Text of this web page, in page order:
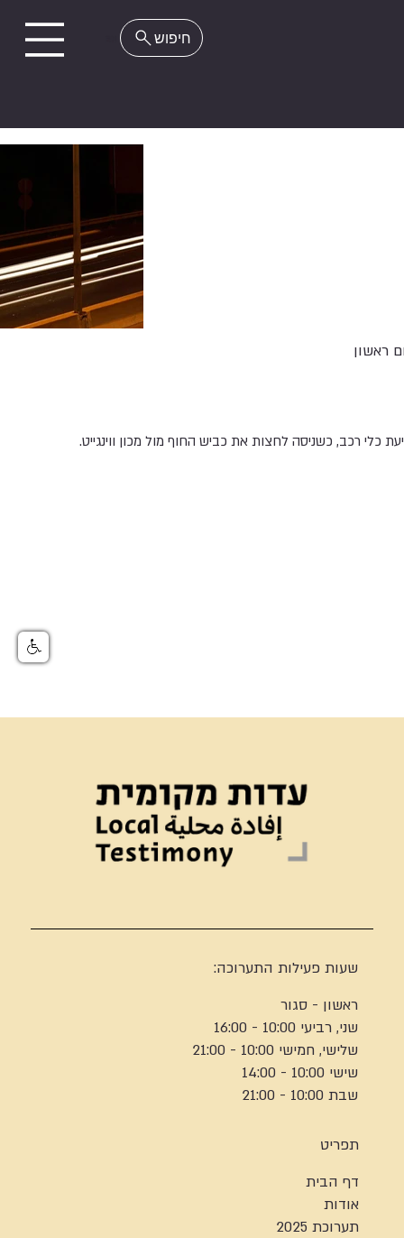
ראשון
כלי רכב, כשניסה לחצות את כביש החוף מול מכון ווינגייט.
שעות פעילות התערוכה:
ראשון - סגור
שני, רביעי 10:00 - 16:00
שלישי, חמישי 10:00 - 21:00
שישי 10:00 - 14:00
שבת 10:00 - 21:00
תפריט
דף הבית
אודות
תערוכת 2025